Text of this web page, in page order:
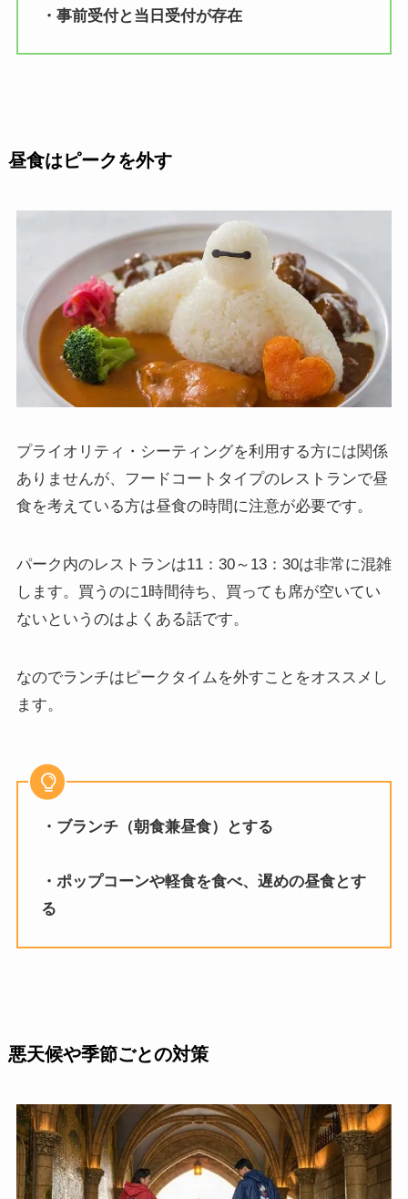
・事前受付と当日受付が存在
昼食はピークを外す
プライオリティ・シーティングを利用する方には関係
ありませんが、フードコートタイプのレストランで昼
食を考えている方は昼食の時間に注意が必要です。
パーク内のレストランは11：30～13：30は非常に混雑
します。買うのに1時間待ち、買っても席が空いてい
ないというのはよくある話です。
なのでランチはピークタイムを外すことをオススメし
ます。
・ブランチ（朝食兼昼食）とする
・ポップコーンや軽食を食べ、遅めの昼食とす
る
悪天候や季節ごとの対策